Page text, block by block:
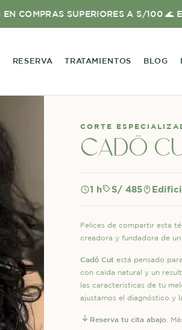
SUPERIORES A S/100 🌊 ENVÍO
RESERVA TRATAMIENTOS BLOG
CORTE
cadō
1 h S/ 485
Felices de compartir esta
creadora y fundadora de
Cadō Cutestá pensado
con caída natural y un
las características de tu
ajustamos el diagnóstico y
Reserva tu cita abajo.